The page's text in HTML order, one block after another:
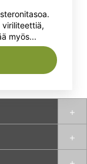
hinta
€.
viriliteettiä,
myös...